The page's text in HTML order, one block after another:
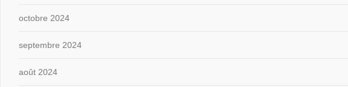
octobre 2024
septembre 2024
août 2024